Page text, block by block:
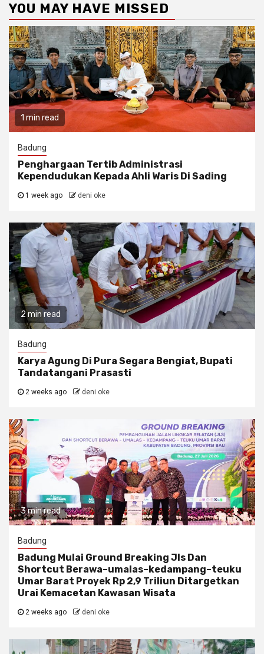
YOU MAY HAVE MISSED
1 min read
Badung
Penghargaan Tertib Administrasi
Kependudukan Kepada Ahli Waris Di Sading
1 week ago deni oke
2 min read
Badung
Karya Agung Di Pura Segara Bengiat, Bupati
Tandatangani Prasasti
2 weeks ago deni oke
3 min read
Badung
Badung Mulai Ground Breaking Jls Dan
Shortcut Berawa–umalas–kedampang–teuku
Umar Barat Proyek Rp 2,9 Triliun Ditargetkan
Urai Kemacetan Kawasan Wisata
2 weeks ago deni oke